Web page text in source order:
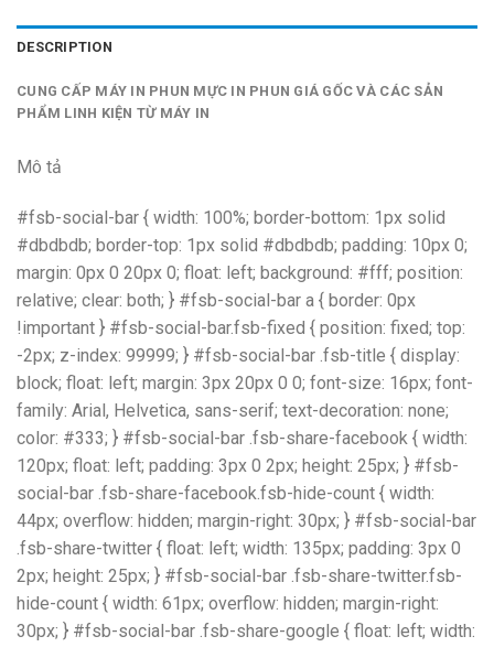
DESCRIPTION
CUNG CẤP MÁY IN PHUN MỰC IN PHUN GIÁ GỐC VÀ CÁC SẢN
PHẨM LINH KIỆN TỪ MÁY IN
Mô tả
#fsb-social-bar { width: 100%; border-bottom: 1px solid
#dbdbdb; border-top: 1px solid #dbdbdb; padding: 10px 0;
margin: 0px 0 20px 0; float: left; background: #fff; position:
relative; clear: both; } #fsb-social-bar a { border: 0px
!important } #fsb-social-bar.fsb-fixed { position: fixed; top:
-2px; z-index: 99999; } #fsb-social-bar .fsb-title { display:
block; float: left; margin: 3px 20px 0 0; font-size: 16px; font-
family: Arial, Helvetica, sans-serif; text-decoration: none;
color: #333; } #fsb-social-bar .fsb-share-facebook { width:
120px; float: left; padding: 3px 0 2px; height: 25px; } #fsb-
social-bar .fsb-share-facebook.fsb-hide-count { width:
44px; overflow: hidden; margin-right: 30px; } #fsb-social-bar
.fsb-share-twitter { float: left; width: 135px; padding: 3px 0
2px; height: 25px; } #fsb-social-bar .fsb-share-twitter.fsb-
hide-count { width: 61px; overflow: hidden; margin-right:
30px; } #fsb-social-bar .fsb-share-google { float: left; width: